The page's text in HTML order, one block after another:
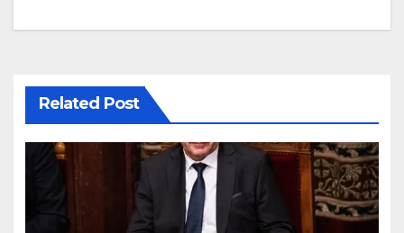
Related Post